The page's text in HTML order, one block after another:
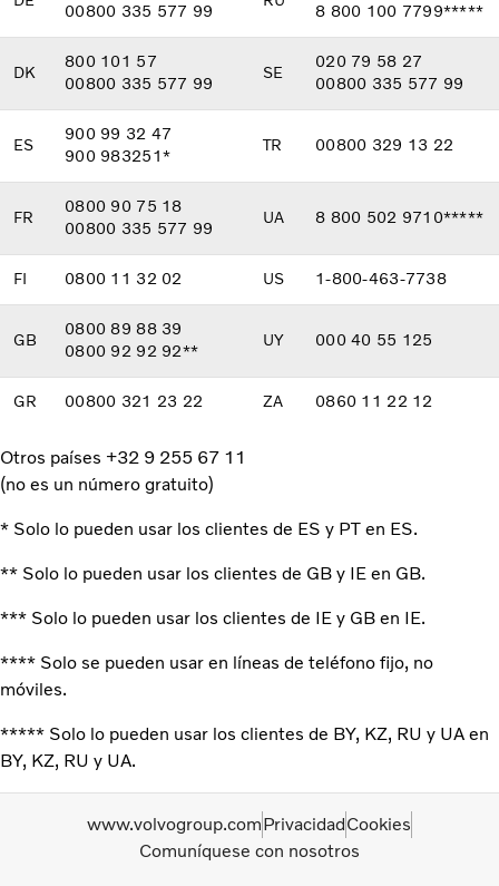
00800 335 577 99
8 800 100 7799*****
DK
800 101 57
00800 335 577 99
SE
020 79 58 27
00800 335 577 99
ES
900 99 32 47
900 983251*
TR 00800 329 13 22
FR
0800 90 75 18
00800 335 577 99
UA 8 800 502 9710*****
FI 0800 11 32 02 US 1-800-463-7738
GB
0800 89 88 39
0800 92 92 92**
UY 000 40 55 125
GR 00800 321 23 22 ZA 0860 11 22 12
Otros países +32 9 255 67 11
(no es un número gratuito)
* Solo lo pueden usar los clientes de ES y PT en ES.
** Solo lo pueden usar los clientes de GB y IE en GB.
*** Solo lo pueden usar los clientes de IE y GB en IE.
**** Solo se pueden usar en líneas de teléfono fijo, no
móviles.
***** Solo lo pueden usar los clientes de BY, KZ, RU y UA en
BY, KZ, RU y UA.
www.volvogroup.comPrivacidadCookies
Comuníquese con nosotros